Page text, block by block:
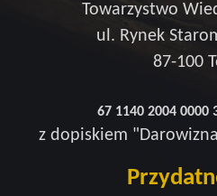
Towarzystwo
ul. Rynek
87-100
67 1140 2004 0000
z dopiskiem